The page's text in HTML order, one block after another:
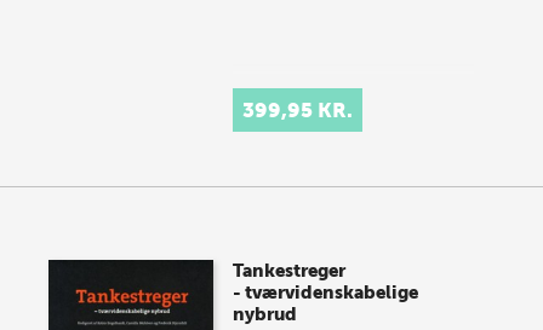
399,95 KR.
Tankestreger
- tværvidenskabelige
nybrud